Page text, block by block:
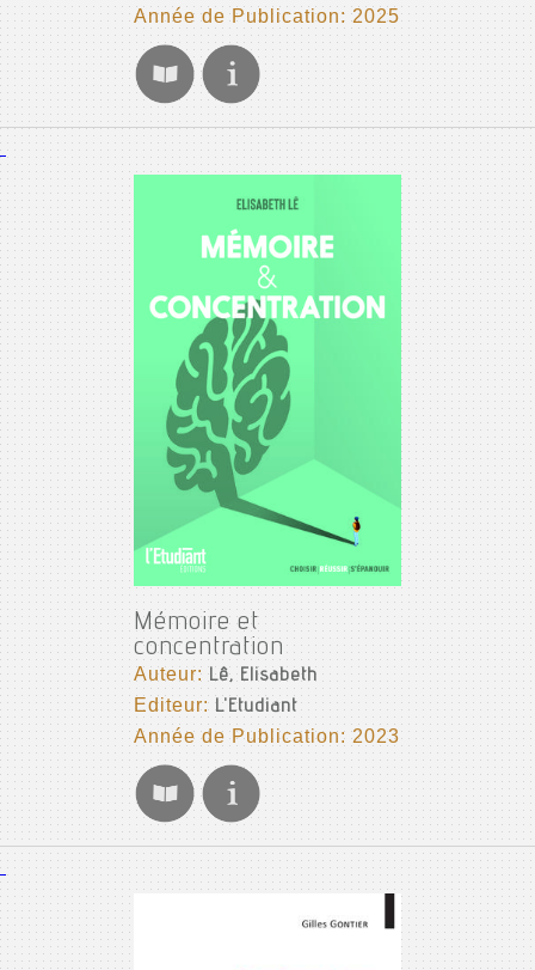
Année de Publication: 2025
Mémoire et
concentration
Auteur:Lê, Elisabeth
Editeur: L'Etudiant
Année de Publication: 2023